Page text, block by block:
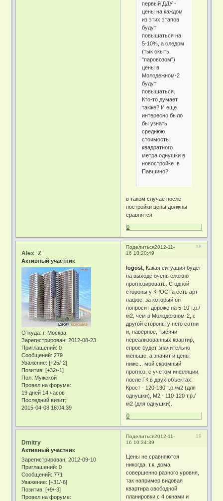
первый ДДУ -
цены на каждом
из этих этапов
будут
повышаться на
5-10%, а следом
(тык скыть,
"паровозом")
цены в
Молодежном-2
будут
повышаться.
Кто-то думает
также? И еще
интересно было
бы узнать
среднюю
стоимость
квадратного
метра однушки в
новостройке в
Павшино?
в таком случае после
постройки цены должны
сравнятся
0
Поделиться 18
2012-11-
16 10:20:49
Alex_Z
Активный участник
Откуда: г. Москва
Зарегистрирован: 2012-08-23
Приглашений: 0
Сообщений: 279
Уважение: [+25/-2]
Позитив: [+32/-1]
Пол: Мужской
Провел на форуме:
19 дней 14 часов
Последний визит:
2015-04-08 18:04:39
logost , Какая ситуация будет
на выходе очень сложно
прогнозировать. С одной
стороны у КРОСТа есть арт-
пафос, за который он
попросит дороже на 5-10 т.р./
м2, чем в Молодежном-2, с
другой стороны у него сотни
и, наверное, тысячи
нереализованных квартир,
спрос будет значительно
меньше, а значит и цены
ниже... мой скромный
прогноз, с учетом инфляции,
после ГК в двух объектах:
Крост - 120-130 т.р./м2 (для
однушки), М2 - 110-120 т.р./
м2 (для однушки).
0
Поделиться 19
2012-11-
16 10:34:39
Dmitry
Активный участник
Зарегистрирован: 2012-09-10
Приглашений: 0
Сообщений: 771
Уважение: [+31/-6]
Позитив: [+9/-3]
Провел на форуме:
Цены не сравняются
никогда, т.к. дома
совершенно разного уровня,
так например видовая
квартира свободной
планировки с 4 окнами и